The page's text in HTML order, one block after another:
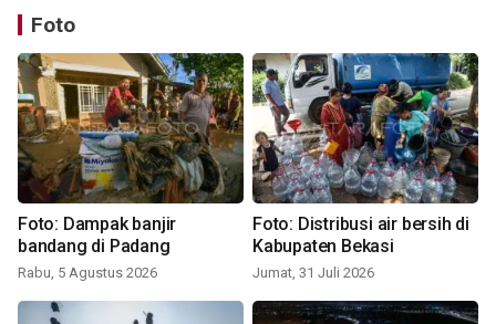
Foto
Foto: Dampak banjir
bandang di Padang
Rabu, 5 Agustus 2026
Foto: Distribusi air bersih di
Kabupaten Bekasi
Jumat, 31 Juli 2026